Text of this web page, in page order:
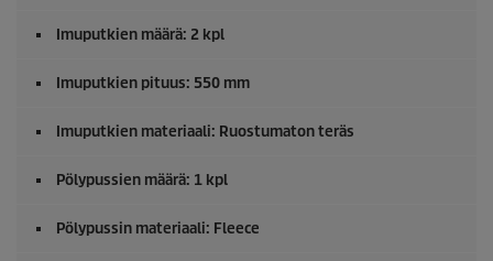
Imuputkien määrä: 2 kpl
Imuputkien pituus: 550 mm
Imuputkien materiaali: Ruostumaton teräs
Pölypussien määrä: 1 kpl
Pölypussin materiaali: Fleece